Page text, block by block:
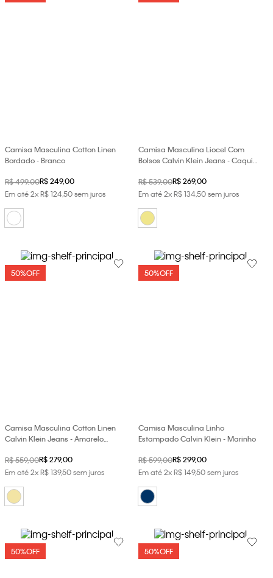
Camisa Masculina Cotton Linen
Bordado - Branco
R$499,00R$249,00
Em até2xR$12450sem juros
Camisa Masculina Liocel Com
Bolsos Calvin Klein Jeans - Caqui
R$539,00R$269,00
Em até2xR$13450sem juros
50%OFF
Camisa Masculina Cotton Linen
Calvin Klein Jeans - Amarelo
R$559,00R$279,00
Em até2xR$139,50sem juros
50%OFF
Camisa Masculina Linho
Estampado Calvin Klein - Marinho
R$599,00R$299,00
Em até2xR$149,50sem juros
50%OFF 50%OFF